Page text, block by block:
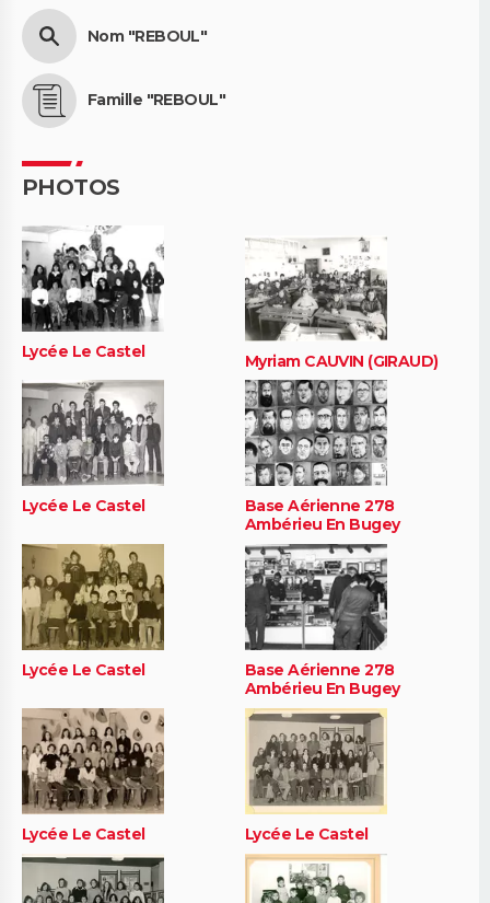
Nom "REBOUL"
Famille "REBOUL"
PHOTOS
Lycée Le Castel Myriam CAUVIN (GIRAUD)
Lycée Le Castel
Base Aérienne 278
Ambérieu En Bugey
Lycée Le Castel
Base Aérienne 278
Ambérieu En Bugey
Lycée Le Castel Lycée Le Castel